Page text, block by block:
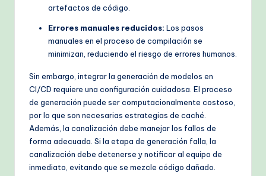
artefactos de código.
Errores manuales reducidos: Los pasos
manuales en el proceso de compilación se
minimizan, reduciendo el riesgo de errores humanos.
Sin embargo, integrar la generación de modelos en
CI/CD requiere una configuración cuidadosa. El proceso
de generación puede ser computacionalmente costoso,
por lo que son necesarias estrategias de caché.
Además, la canalización debe manejar los fallos de
forma adecuada. Si la etapa de generación falla, la
canalización debe detenerse y notificar al equipo de
inmediato, evitando que se mezcle código dañado.